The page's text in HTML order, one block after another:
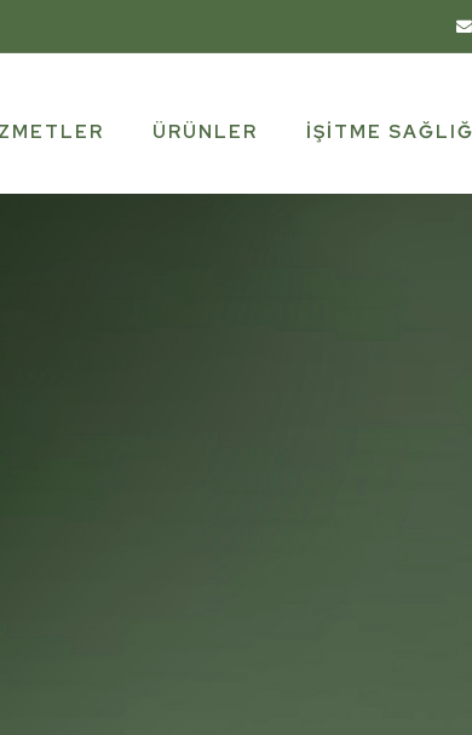
ÜRÜNLER İŞITME